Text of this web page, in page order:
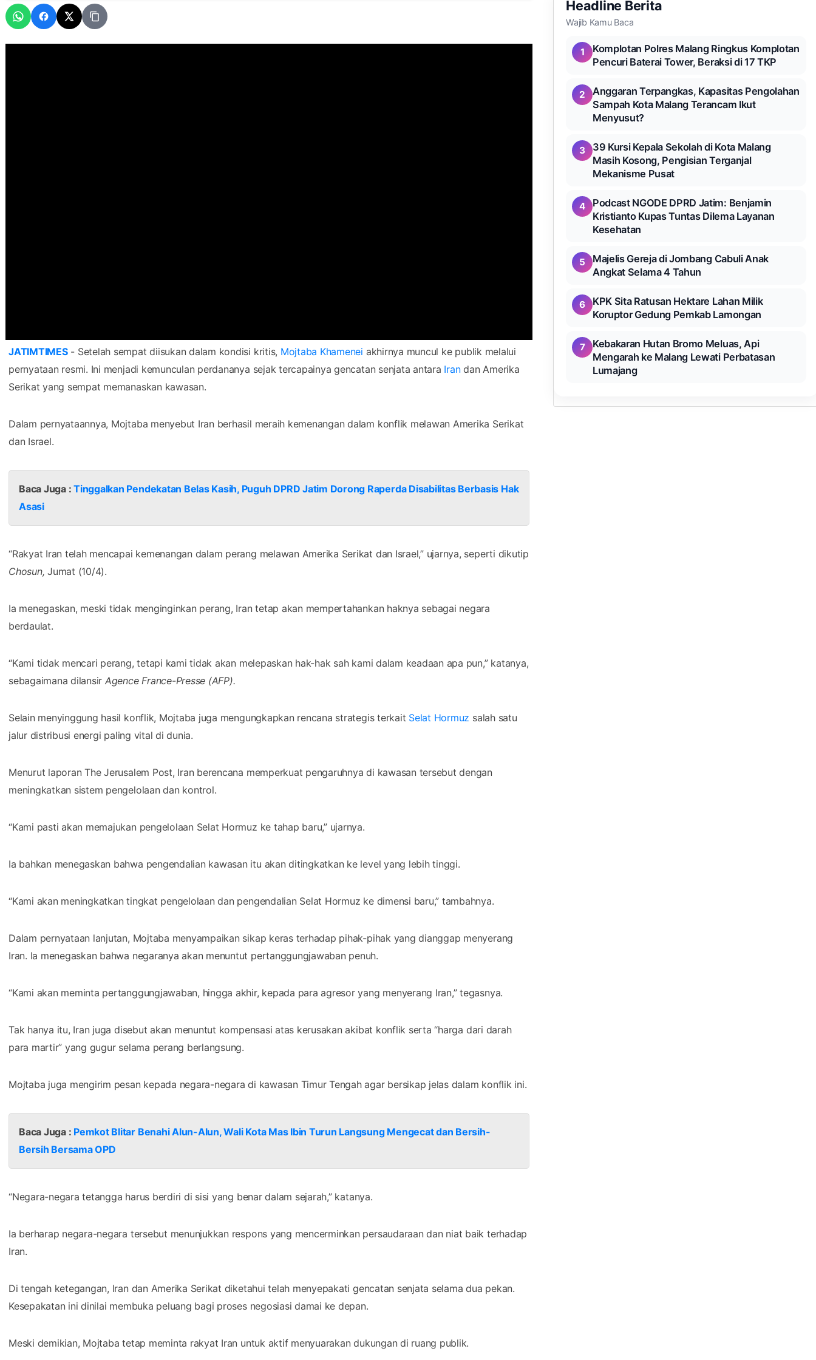
JATIMTIMES- Setelah sempat diisukan dalam kondisi kritis, Mojtaba Khamenei akhirnya muncul ke publik melalui
pernyataan resmi. Ini menjadi kemunculan perdananya sejak tercapainya gencatan senjata antara Irandan Amerika
Serikat yang sempat memanaskan kawasan.
Dalam pernyataannya, Mojtaba menyebut Iran berhasil meraih kemenangan dalam konflik melawan Amerika Serikat
dan Israel.
Baca Juga :Tinggalkan Pendekatan Belas Kasih, Puguh DPRD Jatim Dorong Raperda Disabilitas Berbasis Hak
Asasi
“Rakyat Iran telah mencapai kemenangan dalam perang melawan Amerika Serikat dan Israel,” ujarnya, seperti dikutip
Chosun,Jumat (10/4).
Ia menegaskan, meski tidak menginginkan perang, Iran tetap akan mempertahankan haknya sebagai negara
berdaulat.
“Kami tidak mencari perang, tetapi kami tidak akan melepaskan hak-hak sah kami dalam keadaan apa pun,” katanya,
sebagaimana dilansir Agence France-Presse (AFP).
Selain menyinggung hasil konflik, Mojtaba juga mengungkapkan rencana strategis terkait Selat Hormuz salah satu
jalur distribusi energi paling vital di dunia.
Menurut laporan The Jerusalem Post, Iran berencana memperkuat pengaruhnya di kawasan tersebut dengan
meningkatkan sistem pengelolaan dan kontrol.
“Kami pasti akan memajukan pengelolaan Selat Hormuz ke tahap baru,” ujarnya.
Ia bahkan menegaskan bahwa pengendalian kawasan itu akan ditingkatkan ke level yang lebih tinggi.
“Kami akan meningkatkan tingkat pengelolaan dan pengendalian Selat Hormuz ke dimensi baru,” tambahnya.
Dalam pernyataan lanjutan, Mojtaba menyampaikan sikap keras terhadap pihak-pihak yang dianggap menyerang
Iran. Ia menegaskan bahwa negaranya akan menuntut pertanggungjawaban penuh.
“Kami akan meminta pertanggungjawaban, hingga akhir, kepada para agresor yang menyerang Iran,” tegasnya.
Tak hanya itu, Iran juga disebut akan menuntut kompensasi atas kerusakan akibat konflik serta “harga dari darah
para martir” yang gugur selama perang berlangsung.
Mojtaba juga mengirim pesan kepada negara-negara di kawasan Timur Tengah agar bersikap jelas dalam konflik ini.
Baca Juga : Pemkot Blitar Benahi Alun-Alun, Wali Kota Mas Ibin Turun Langsung Mengecat dan Bersih-
Bersih Bersama OPD
“Negara-negara tetangga harus berdiri di sisi yang benar dalam sejarah,” katanya.
Ia berharap negara-negara tersebut menunjukkan respons yang mencerminkan persaudaraan dan niat baik terhadap
Iran.
Di tengah ketegangan, Iran dan Amerika Serikat diketahui telah menyepakati gencatan senjata selama dua pekan.
Kesepakatan ini dinilai membuka peluang bagi proses negosiasi damai ke depan.
Meski demikian, Mojtaba tetap meminta rakyat Iran untuk aktif menyuarakan dukungan di ruang publik.
Headline Berita
Wajib Kamu Baca
1
Komplotan Polres Malang Ringkus Komplotan
Pencuri Baterai Tower, Beraksi di 17 TKP
2
Anggaran Terpangkas, Kapasitas Pengolahan
Sampah Kota Malang Terancam Ikut
Menyusut?
3
39 Kursi Kepala Sekolah di Kota Malang
Masih Kosong, Pengisian Terganjal
Mekanisme Pusat
4
Podcast NGODE DPRD Jatim: Benjamin
Kristianto Kupas Tuntas Dilema Layanan
Kesehatan
5
Majelis Gereja di Jombang Cabuli Anak
Angkat Selama 4 Tahun
6
KPK Sita Ratusan Hektare Lahan Milik
Koruptor Gedung Pemkab Lamongan
7
Kebakaran Hutan Bromo Meluas, Api
Mengarah ke Malang Lewati Perbatasan
Lumajang